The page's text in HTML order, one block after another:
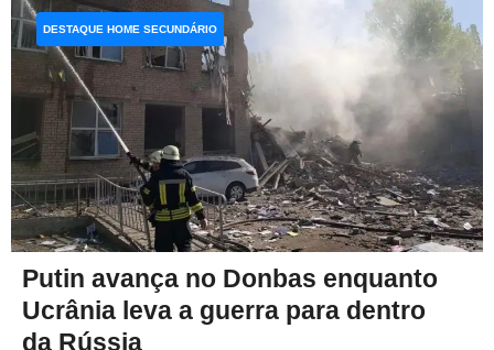
Putin avança no Donbas enquanto
Ucrânia leva a guerra para dentro
da Rússia
DESTAQUE HOME SECUNDÁRIO